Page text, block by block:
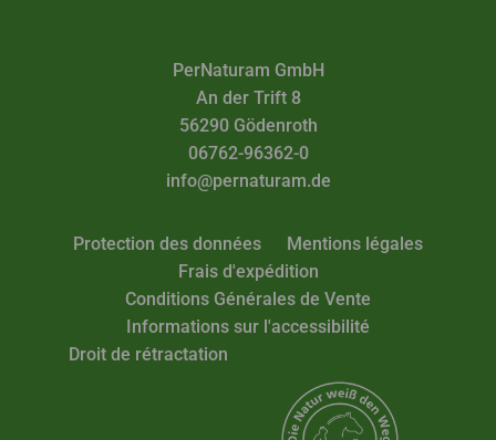
PerNaturam GmbH
An der Trift 8
56290 Gödenroth
06762-96362-0
info@pernaturam.de
Protection des données
Mentions légales
Frais d'expédition
Conditions Générales de Vente
Informations sur l'accessibilité
Droit de rétractation